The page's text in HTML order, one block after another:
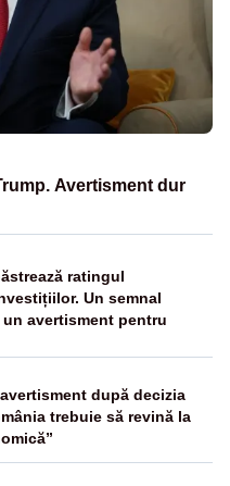
Avertisment dur
ratingul
Un semnal
avertisment pentru
după decizia
trebuie să revină la